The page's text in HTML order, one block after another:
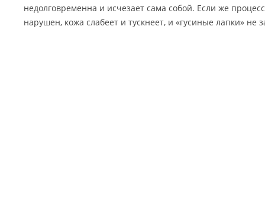
недолговременна и исчезает сама собой. Если же
нарушен, кожа слабеет и тускнеет, и «гусиные лапки» не